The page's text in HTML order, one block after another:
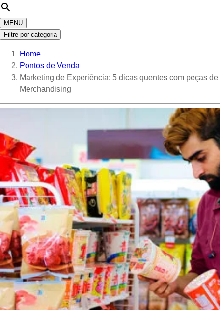
MENU
Filtre por categoria
Home
Pontos de Venda
Marketing de Experiência: 5 dicas quentes com peças de
Merchandising